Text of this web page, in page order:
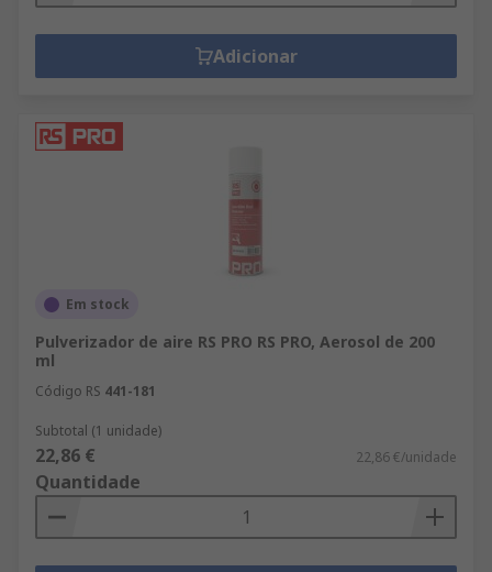
Adicionar
Em stock
Pulverizador de aire RS PRO RS PRO, Aerosol de 200
ml
Código RS 441-181
Subtotal (1 unidade)
22,86 € 22,86 €/unidade
Quantidade